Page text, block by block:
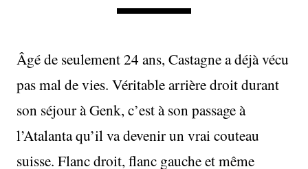
Âgé de seulement 24 ans, Castagne a déjà vécu
pas mal de vies. Véritable arrière droit durant
son séjour à Genk, c’est à son passage à
l’Atalanta qu’il va devenir un vrai couteau
suisse. Flanc droit, flanc gauche et même